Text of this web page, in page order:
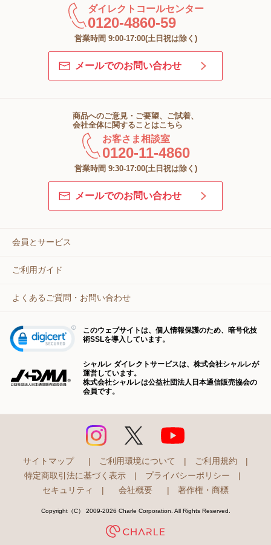
ダイレクトコールセンター
0120-4860-59
営業時間 9:00-17:00(土日祝は除く)
メールでのお問い合わせ
商品へのご意見・ご要望、ご試着、
会社全体に関することはこちら
お客さま相談室
0120-11-4860
営業時間 9:30-17:00(土日祝は除く)
メールでのお問い合わせ
会員とサービス
ご利用ガイド
よくあるご質問・お問い合わせ
このウェブサイトは、個人情報保護のため、暗号化技
術SSLを導入しています。
シャルレ ダイレクトサービスは、株式会社シャルレが
運営しています。
株式会社シャルレは公益社団法人日本通信販売協会の
会員です。
サイトマップ | ご利用環境について | ご利用規約
|
特定商取引法に基づく表示
| プライバシーポリシー
|
セキュリティ
| 会社概要 | 著作権・商標
Copyright（C） 2009-2026 Charle Corporation. All Rights Reserved.